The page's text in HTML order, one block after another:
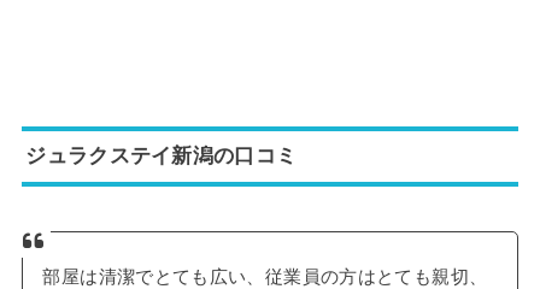
ジュラクステイ新潟の口コミ
部屋は清潔でとても広い、従業員の方はとても親切、